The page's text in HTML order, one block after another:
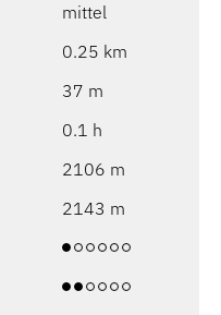
mittel
0.25 km
37 m
0.1 h
2106 m
2143 m